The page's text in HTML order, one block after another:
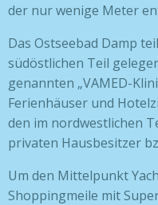
der nur wenige Meter
Das Ostseebad Damp
südöstlichen Teil
genannten „VAMED-
Ferienhäuser und
den im nordwestlichen
privaten Hausbesitzer
Um den Mittelpunkt
Shoppingmeile mit